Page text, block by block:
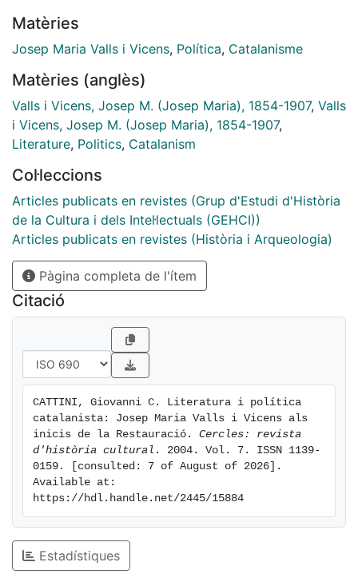
a wide sector of intellectuals that had developed an
important activity in local politics and culture all
Matèries
Josep Maria Valls i Vicens, Política, Catalanisme
Matèries (anglès)
Valls i Vicens, Josep M. (Josep Maria), 1854-1907, Valls
i Vicens, Josep M. (Josep Maria), 1854-1907,
Literature, Politics, Catalanism
Col·leccions
Articles publicats en revistes (Grup d'Estudi d'Història
de la Cultura i dels Intel·lectuals (GEHCI))
Articles publicats en revistes (Història i Arqueologia)
Pàgina completa de l'ítem
Citació
CATTINI, Giovanni C. Literatura i política
catalanista: Josep Maria Valls i Vicens als
inicis de la Restauració. Cercles: revista
d'història cultural . 2004. Vol. 7. ISSN 1139-
0159. [consulted: 7 of August of 2026].
Available at:
https://hdl.handle.net/2445/15884
Estadístiques